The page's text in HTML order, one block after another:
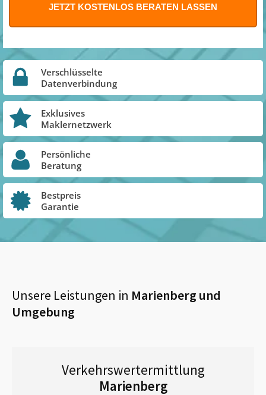
Verschlüsselte
Datenverbindung
Exklusives
Maklernetzwerk
Persönliche
Beratung
Bestpreis
Garantie
Unsere Leistungen in Marienberg und
Umgebung
Verkehrswertermittlung
Marienberg